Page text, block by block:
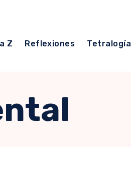
Z Reflexiones Tetralogía